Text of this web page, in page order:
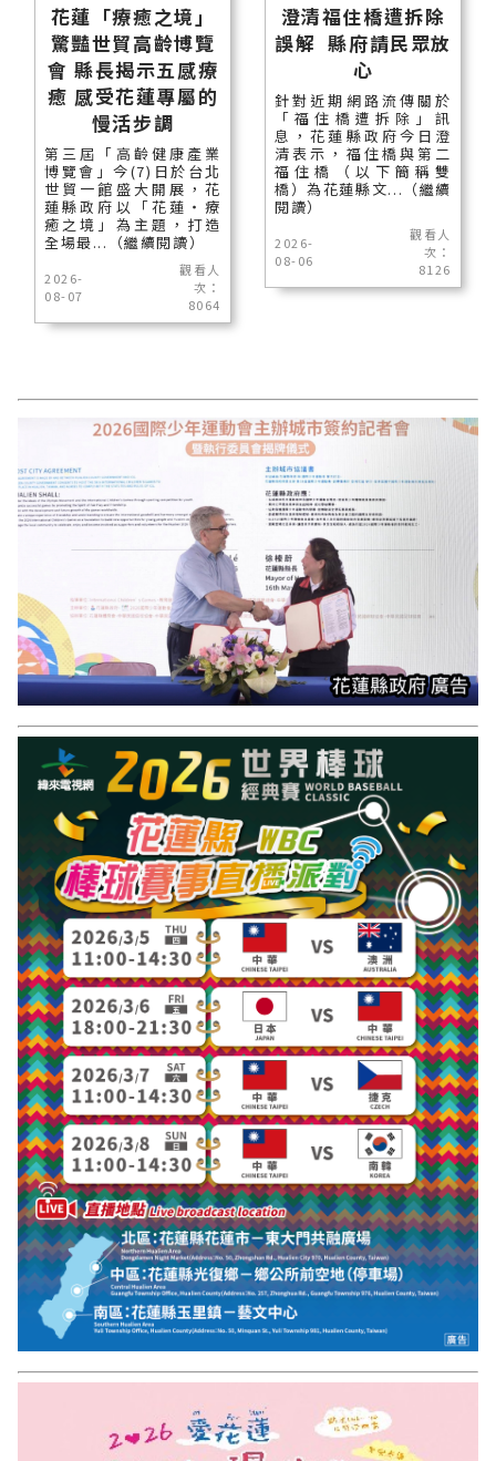
花蓮「療癒之境」
驚豔世貿高齡博覽
會 縣長揭示五感療
癒 感受花蓮專屬的
慢活步調
第三屆「高齡健康產業
博覽會」今(7)日於台北
世貿一館盛大開展，花
蓮縣政府以「花蓮‧療
癒之境」為主題，打造
全場最...（繼續閱讀）
2026-
08-07
觀看人
次：
8064
澄清福住橋遭拆除
誤解 縣府請民眾放
心
針對近期網路流傳關於
「福住橋遭拆除」訊
息，花蓮縣政府今日澄
清表示，福住橋與第二
福住橋（以下簡稱雙
橋）為花蓮縣文...（繼續
閱讀）
2026-
08-06
觀看人
次：
8126